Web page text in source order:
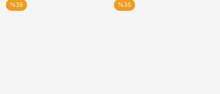
%35
%35